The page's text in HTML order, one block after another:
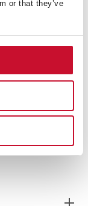
or that they’ve
x 20”)
466 x 250 mm